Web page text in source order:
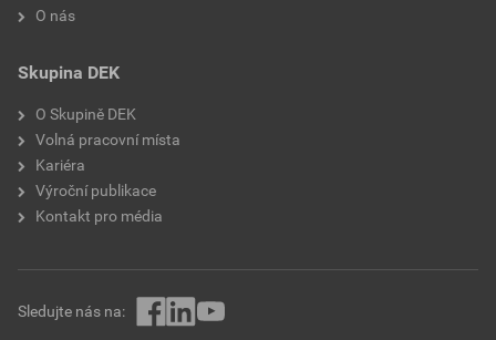
O nás
Skupina DEK
O Skupině DEK
Volná pracovní místa
Kariéra
Výroční publikace
Kontakt pro média
Sledujte nás na: